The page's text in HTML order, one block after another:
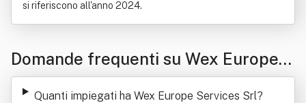
si riferiscono all'anno 2024.
Domande frequenti su Wex Europe S
ervices Srl
Quanti impiegati ha Wex Europe Services Srl?